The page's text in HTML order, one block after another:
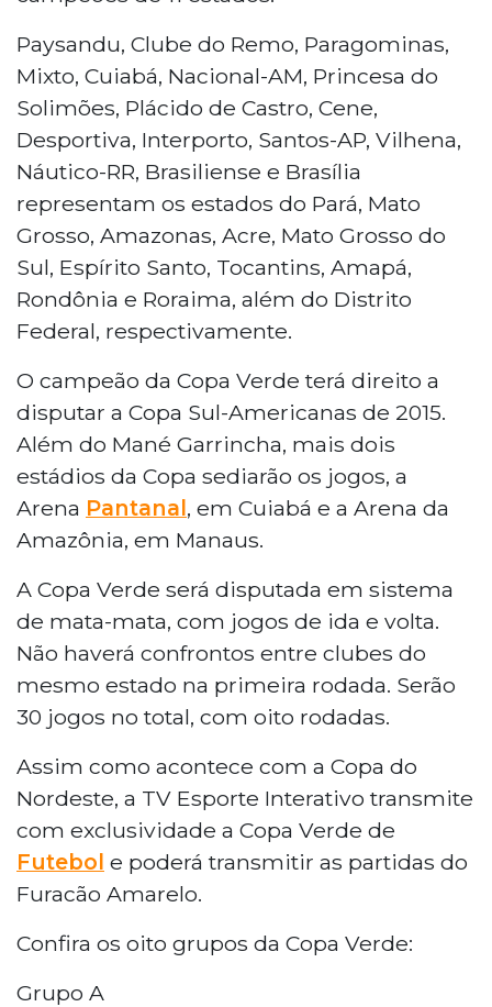
Paysandu, Clube do Remo, Paragominas,
Mixto, Cuiabá, Nacional-AM, Princesa do
Solimões, Plácido de Castro, Cene,
Desportiva, Interporto, Santos-AP, Vilhena,
Náutico-RR, Brasiliense e Brasília
representam os estados do Pará, Mato
Grosso, Amazonas, Acre, Mato Grosso do
Sul, Espírito Santo, Tocantins, Amapá,
Rondônia e Roraima, além do Distrito
Federal, respectivamente.
O campeão da Copa Verde terá direito a
disputar a Copa Sul-Americanas de 2015.
Além do Mané Garrincha, mais dois
estádios da Copa sediarão os jogos, a
Arena Pantanal, em Cuiabá e a Arena da
Amazônia, em Manaus.
A Copa Verde será disputada em sistema
de mata-mata, com jogos de ida e volta.
Não haverá confrontos entre clubes do
mesmo estado na primeira rodada. Serão
30 jogos no total, com oito rodadas.
Assim como acontece com a Copa do
Nordeste, a TV Esporte Interativo transmite
com exclusividade a Copa Verde de
Futebol e poderá transmitir as partidas do
Furacão Amarelo.
Confira os oito grupos da Copa Verde:
Grupo A